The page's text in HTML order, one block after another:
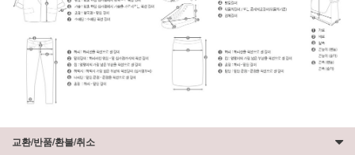
교환/반품/환불/취소